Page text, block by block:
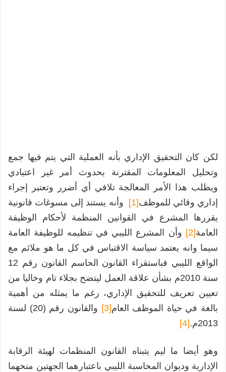
لكن كان التحقيق الإداري بأنه العملية التي يتم فيها جمع
وتحليل المعلومات المقترنة بحدوث أمر غير اعتيادي
ويطلب هذا الأمر المعالجة تلافي أي أضرر وتعتبر إجراء
إداري وقائي للموظف[1]
وأنه يستند إلى مسوغات قانونية
يقررها المشرع في القوانين المنظمة لأحكام الوظيفة
العامة[2]
وأن المشرع الليبي في تنظيمه للوظيفة العامة
سيما وانه يعتمد سياسة الاقتباس في كل ما هو ملائم مع
الواقع الليبي فباستقراء القانون الحاسم القانون رقم 12
سنة 2010م بشأن علاقة العمل ليتضح بجلاء تام وخاليا من
تعيين تعريف للتحقيق الإداري، رغم ما يمثله من أهمية
بالغة في حياة الموظف العام[3]
والقانون رقم (20) لسنة
2013م.
[4]
وهو أيضا ما ليم يتبناه القانون المنظمات لهيئة الرقابة
الإدارية وديوان المحاسبة الليبي باعتبارهما الجهتين منحهما